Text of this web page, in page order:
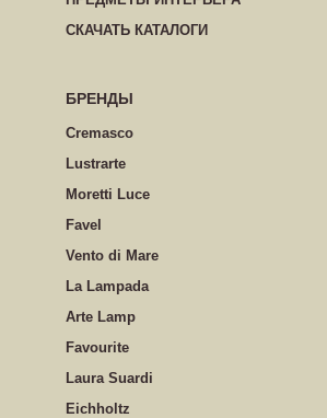
СКАЧАТЬ КАТАЛОГИ
БРЕНДЫ
Cremasco
Lustrarte
Moretti Luce
Favel
Vento di Mare
La Lampada
Arte Lamp
Favourite
Laura Suardi
Eichholtz